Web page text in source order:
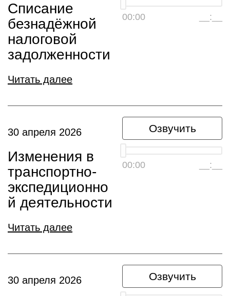
00:00 __:__
Списание
безнадёжной
налоговой
задолженности
Читать далее
Озвучить
00:00 __:__
30 апреля 2026
Изменения в
транспортно-
экспедиционно
й деятельности
Читать далее
Озвучить
30 апреля 2026